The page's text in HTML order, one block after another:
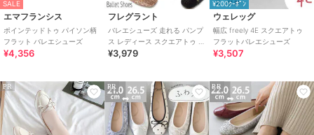
シューズ ／バレエシューズ
性別タイプ
レディース
シューズ
／バレエシューズ
カラー
ゴールドグリッター、グレージュ
クロコ、シルバーリザード、レッ
ドエナメル、ブラックPU、ブラッ
クスエード、ブラックエナメル、
ベージュ、ブラウン、グレー、プ
SALE
エマフランシス
ポインテッドトゥ パイソン柄
フラット バレエシューズ
¥4,356
フレグラント
バレエシューズ 走れる パンプ
ス レディース スクエアトゥ ロ
ーヒール ぺたんこ 歩きやすい
¥3,979
¥200ｸｰﾎﾟﾝ
ウェレッグ
幅広 freely 4E スクエアトゥ
フラットバレエシューズ
¥3,507
PR PR PR